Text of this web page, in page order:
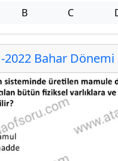
B C
Bahar Dönemi